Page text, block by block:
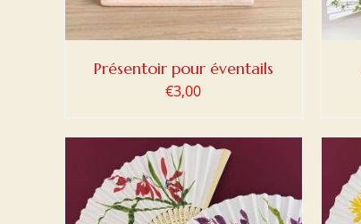
Présentoir pour éventails
€3,00